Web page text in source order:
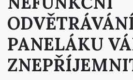
PANELÁKU